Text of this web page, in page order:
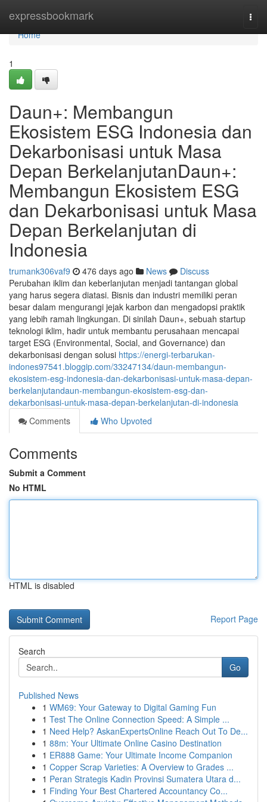
expressbookmark
Home
Home
1
Daun+: Membangun
Ekosistem ESG Indonesia dan
Dekarbonisasi untuk Masa
Depan BerkelanjutanDaun+:
Membangun Ekosistem ESG
dan Dekarbonisasi untuk Masa
Depan Berkelanjutan di
Indonesia
trumank306vaf9 476 days ago News
Discuss
Perubahan iklim dan keberlanjutan menjadi tantangan global
yang harus segera diatasi. Bisnis dan industri memiliki peran
besar dalam mengurangi jejak karbon dan mengadopsi praktik
yang lebih ramah lingkungan. Di sinilah Daun+, sebuah startup
teknologi iklim, hadir untuk membantu perusahaan mencapai
target ESG (Environmental, Social, and Governance) dan
dekarbonisasi dengan solusi https://energi-terbarukan-
indones97541.bloggip.com/33247134/daun-membangun-
ekosistem-esg-indonesia-dan-dekarbonisasi-untuk-masa-depan-
berkelanjutandaun-membangun-ekosistem-esg-dan-
dekarbonisasi-untuk-masa-depan-berkelanjutan-di-indonesia
Comments
Who Upvoted
Comments
Submit a Comment
No HTML
HTML is disabled
Report Page
Search
Go
Published News
1 WM69: Your Gateway to Digital Gaming Fun
1 Test The Online Connection Speed: A Simple ...
1 Need Help? AskanExpertsOnline Reach Out To De...
1 88m: Your Ultimate Online Casino Destination
1 ER888 Game: Your Ultimate Income Companion
1 Copper Scrap Varieties: A Overview to Grades ...
1 Peran Strategis Kadin Provinsi Sumatera Utara d...
1 Finding Your Best Chartered Accountancy Co...